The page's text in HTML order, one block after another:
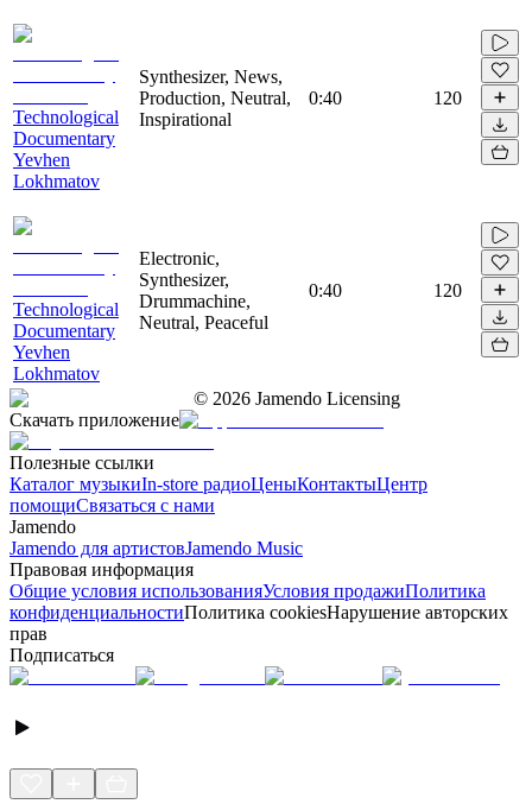
Technological
Documentary
Yevhen
Lokhmatov
Synthesizer, News,
Production, Neutral,
Inspirational
0:40 120
Technological
Documentary
Yevhen
Lokhmatov
Electronic,
Synthesizer,
Drummachine,
Neutral, Peaceful
0:40 120
© 2026 Jamendo Licensing
Скачать приложение
Полезные ссылки
Каталог музыкиIn-store радиоЦеныКонтактыЦентр
помощиСвязаться с нами
Jamendo
Jamendo для артистовJamendo Music
Правовая информация
Общие условия использованияУсловия продажиПолитика
конфиденциальностиПолитика cookiesНарушение авторских
прав
Подписаться